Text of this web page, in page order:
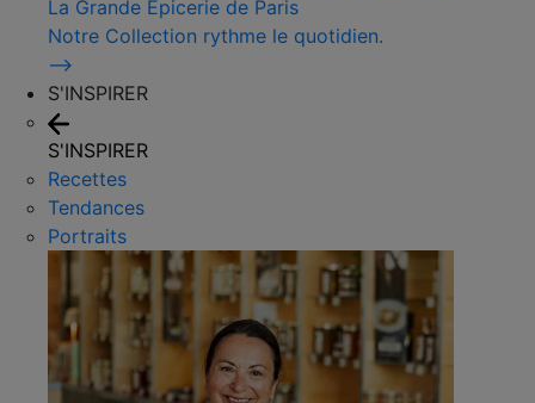
La Grande Épicerie de Paris
Notre Collection rythme le quotidien.
⟶
S'INSPIRER
S'INSPIRER
Recettes
Tendances
Portraits